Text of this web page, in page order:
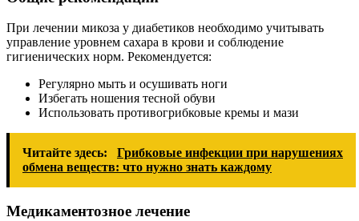
При лечении микоза у диабетиков необходимо учитывать
управление уровнем сахара в крови и соблюдение
гигиенических норм. Рекомендуется:
Регулярно мыть и осушивать ноги
Избегать ношения тесной обуви
Использовать противогрибковые кремы и мази
Читайте здесь:
Грибковые инфекции при нарушениях
обмена веществ: что нужно знать каждому
Медикаментозное лечение